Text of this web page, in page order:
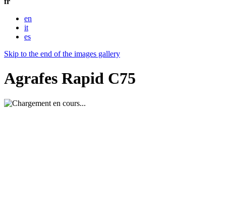
en
it
es
Skip to the end of the images gallery
Agrafes Rapid C75